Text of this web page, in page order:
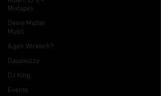
Mixtapes
Deine Mutter
Music
A.geh Wirklich?
Dauawizzy
DJ King
Events